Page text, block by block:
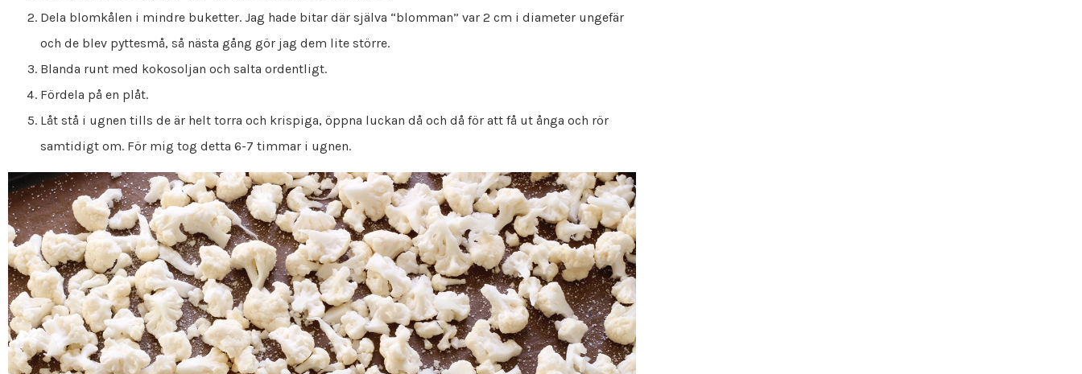
Dela blomkålen i mindre buketter. Jag hade bitar där själva “blomman” var 2 cm i diameter ungefär
och de blev pyttesmå, så nästa gång gör jag dem lite större.
Blanda runt med kokosoljan och salta ordentligt.
Fördela på en plåt.
Låt stå i ugnen tills de är helt torra och krispiga, öppna luckan då och då för att få ut ånga och rör
samtidigt om. För mig tog detta 6-7 timmar i ugnen.